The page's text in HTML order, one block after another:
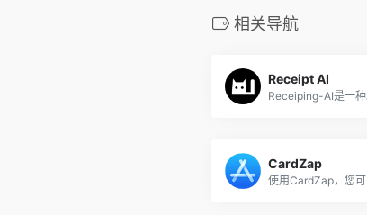
相关导航
Receipt AI
CardZap